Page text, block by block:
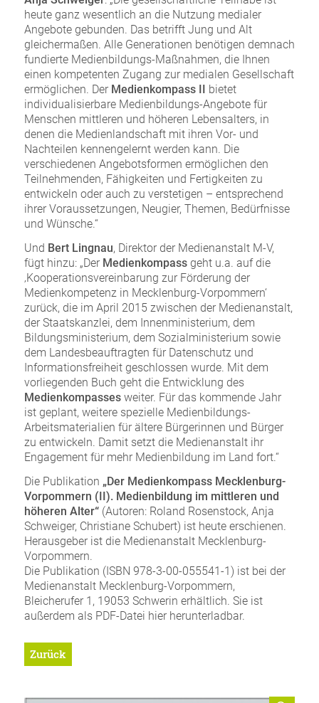
heute ganz wesentlich an die Nutzung medialer
Angebote gebunden. Das betrifft Jung und Alt
gleichermaßen. Alle Generationen benötigen demnach
fundierte Medienbildungs-Maßnahmen, die Ihnen
einen kompetenten Zugang zur medialen Gesellschaft
ermöglichen. Der Medienkompass II bietet
individualisierbare Medienbildungs-Angebote für
Menschen mittleren und höheren Lebensalters, in
denen die Medienlandschaft mit ihren Vor- und
Nachteilen kennengelernt werden kann. Die
verschiedenen Angebotsformen ermöglichen den
Teilnehmenden, Fähigkeiten und Fertigkeiten zu
entwickeln oder auch zu verstetigen – entsprechend
ihrer Voraussetzungen, Neugier, Themen, Bedürfnisse
und Wünsche.“
Und Bert Lingnau, Direktor der Medienanstalt M-V,
fügt hinzu: „Der Medienkompassgeht u.a. auf die
‚Kooperationsvereinbarung zur Förderung der
Medienkompetenz in Mecklenburg-Vorpommern‘
zurück, die im April 2015 zwischen der Medienanstalt,
der Staatskanzlei, dem Innenministerium, dem
Bildungsministerium, dem Sozialministerium sowie
dem Landesbeauftragten für Datenschutz und
Informationsfreiheit geschlossen wurde. Mit dem
vorliegenden Buch geht die Entwicklung des
Medienkompassesweiter. Für das kommende Jahr
ist geplant, weitere spezielle Medienbildungs-
Arbeitsmaterialien für ältere Bürgerinnen und Bürger
zu entwickeln. Damit setzt die Medienanstalt ihr
Engagement für mehr Medienbildung im Land fort.“
Die Publikation „Der Medienkompass Mecklenburg-
Vorpommern (II). Medienbildung im mittleren und
höheren Alter“(Autoren: Roland Rosenstock, Anja
Schweiger, Christiane Schubert) ist heute erschienen.
Herausgeber ist die Medienanstalt Mecklenburg-
Vorpommern.
Die Publikation (ISBN 978-3-00-055541-1) ist bei der
Medienanstalt Mecklenburg-Vorpommern,
Bleicherufer 1, 19053 Schwerin erhältlich. Sie ist
außerdem als PDF-Datei hier herunterladbar.
Zurück